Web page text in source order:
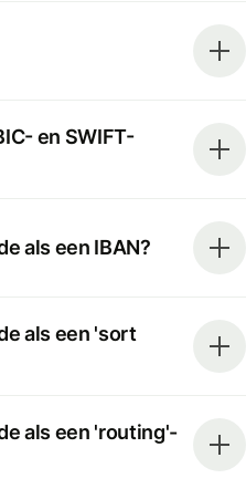
en SWIFT-
als een IBAN?
als een 'sort
als een 'routing'-